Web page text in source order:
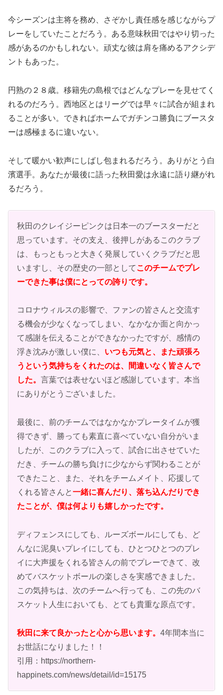
今シーズンは主将を務め、さぞかし責任感を感じながらプ
レーをしていたことだろう。ある意味秋田ではやり切った
感があるのかもしれない。頑丈な彼は肩を痛めるアクシデ
ントもあった。
円熟の２８歳。移籍先の島根ではどんなプレーを見せてく
れるのだろう。西地区とはリーグでは早々に試合が組まれ
ることが多い。できればホームでガチンコ勝負にブースタ
ーは感極まるに違いない。
そして暖かい歓声にしばし包まれるだろう。ありがとう白
濱選手。あなたが最後に語った秋田愛は永遠に語り継がれ
るだろう。
秋田のクレイジーピンクは日本一のブースターだと
思っています。その支え、後押しがあるこのクラブ
は、もっともっと大きく発展していくクラブだと思
いますし、その歴史の一部としてこのチームでプレ
ーできた事は僕にとっての誇りです。
コロナウィルスの影響で、ファンの皆さんと交流す
る機会が少なくなってしまい、なかなか面と向かっ
て感謝を伝えることができなかったですが、感情の
浮き沈みが激しい僕に、 いつも元気と、また頑張ろ
うという気持ちをくれたのは、間違いなく皆さんで
した。 言葉では表せないほど感謝しています。本当
にありがとうございました。
最後に、前のチームではなかなかプレータイムが獲
得できず、勝っても素直に喜べていない自分がいま
したが、このクラブに入って、試合に出させていた
だき、チームの勝ち負けに少なからず関わることが
できたこと、また、それをチームメイト、応援して
くれる皆さんと一緒に喜んだり、落ち込んだりでき
たことが、僕は何よりも嬉しかったです。
ディフェンスにしても、ルーズボールにしても、ど
んなに泥臭いプレイにしても、ひとつひとつのプレ
イに大声援をくれる皆さんの前でプレーできて、改
めてバスケットボールの楽しさを実感できました。
この気持ちは、次のチームへ行っても、この先のバ
スケット人生においても、とても貴重な原点です。
秋田に来て良かったと心から思います。 4年間本当に
お世話になりました！！
引用：https://northern-
happinets.com/news/detail/id=15175